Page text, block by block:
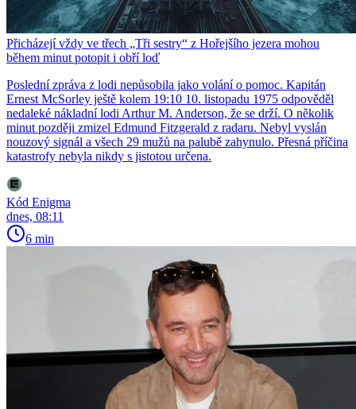
Přicházejí vždy ve třech „Tři sestry“ z Hořejšího jezera mohou
během minut potopit i obří loď
Poslední zpráva z lodi nepůsobila jako volání o pomoc. Kapitán
Ernest McSorley ještě kolem 19:10 10. listopadu 1975 odpověděl
nedaleké nákladní lodi Arthur M. Anderson, že se drží. O několik
minut později zmizel Edmund Fitzgerald z radaru. Nebyl vyslán
nouzový signál a všech 29 mužů na palubě zahynulo. Přesná příčina
katastrofy nebyla nikdy s jistotou určena.
Kód Enigma
dnes, 08:11
6 min